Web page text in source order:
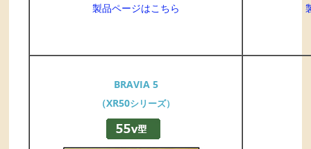
製品ページはこちら
BRAVIA 5
（XR50シリーズ）